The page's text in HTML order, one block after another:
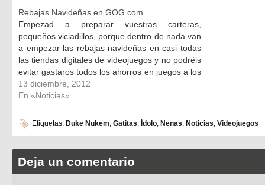
Rebajas Navideñas en GOG.com
Empezad a preparar vuestras carteras,
pequeños viciadillos, porque dentro de nada van
a empezar las rebajas navideñas en casi todas
las tiendas digitales de videojuegos y no podréis
evitar gastaros todos los ahorros en juegos a los
que posiblemente no podréis jugar en años. De
hecho, GOG.com empezó ayer ya…
13 diciembre, 2012
En «Noticias»
Etiquetas: Duke Nukem, Gatitas, Ídolo, Nenas, Noticias, Videojuegos
Deja un comentario